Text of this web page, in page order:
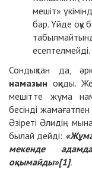
мешіт»
бар. Үйде
есептелмейді.
Сондықтан да,
намазын оқиды.
мешітте жұма
бесінді
Әзіреті Әлидің
былай дейді:
мекенде
оқымайды»[1].